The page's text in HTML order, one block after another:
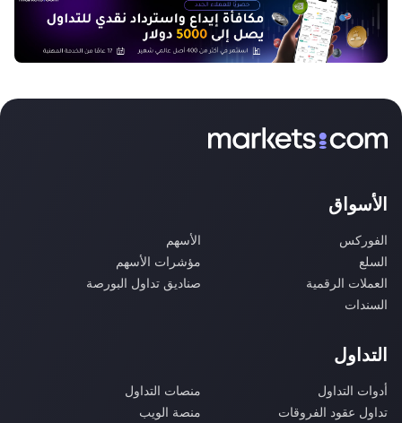
الأسواق
الفوركس
الأسهم
السلع
مؤشرات الأسهم
العملات الرقمية
صناديق تداول البورصة
السندات
التداول
أدوات التداول
منصات التداول
تداول عقود الفروقات
منصة الويب